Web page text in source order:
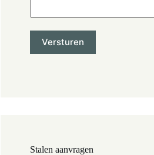
Stalen aanvragen